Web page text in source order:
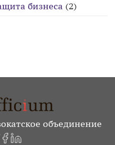
бизнеса (2)
объединение